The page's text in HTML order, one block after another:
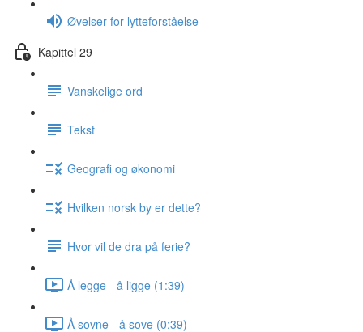
Øvelser for lytteforståelse
Kapittel 29
Vanskelige ord
Tekst
Geografi og økonomi
Hvilken norsk by er dette?
Hvor vil de dra på ferie?
Å legge - å ligge (1:39)
Å sovne - å sove (0:39)